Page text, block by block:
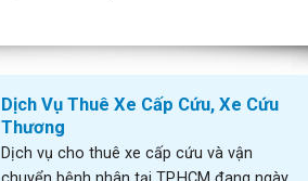
Dịch Vụ Thuê Xe Cấp Cứu, Xe Cứu
Thương
Dịch vụ cho thuê xe cấp cứu và vận